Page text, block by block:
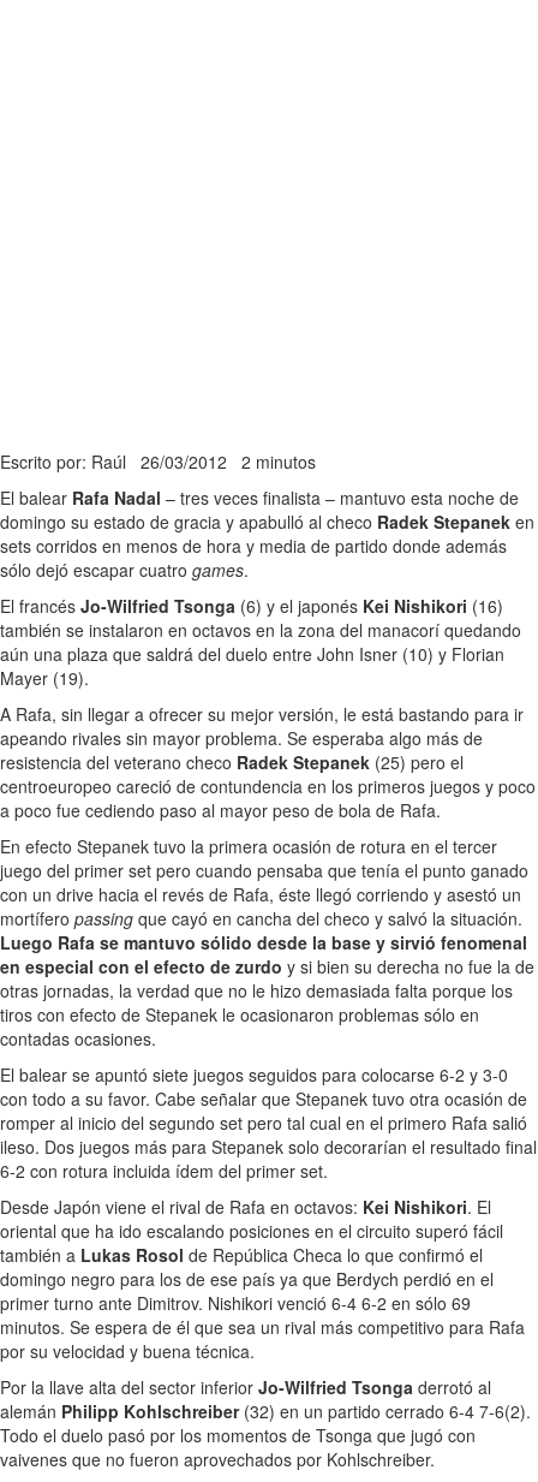
Escrito por: Raúl 26/03/2012 2 minutos
El balear Rafa Nadal – tres veces finalista – mantuvo esta noche de
domingo su estado de gracia y apabulló al checo Radek Stepanek en
sets corridos en menos de hora y media de partido donde además
sólo dejó escapar cuatro games.
El francés Jo-Wilfried Tsonga (6) y el japonés Kei Nishikori (16)
también se instalaron en octavos en la zona del manacorí quedando
aún una plaza que saldrá del duelo entre John Isner (10) y Florian
Mayer (19).
A Rafa, sin llegar a ofrecer su mejor versión, le está bastando para ir
apeando rivales sin mayor problema. Se esperaba algo más de
resistencia del veterano checo Radek Stepanek (25) pero el
centroeuropeo careció de contundencia en los primeros juegos y poco
a poco fue cediendo paso al mayor peso de bola de Rafa.
En efecto Stepanek tuvo la primera ocasión de rotura en el tercer
juego del primer set pero cuando pensaba que tenía el punto ganado
con un drive hacia el revés de Rafa, éste llegó corriendo y asestó un
mortífero passing que cayó en cancha del checo y salvó la situación.
Luego Rafa se mantuvo sólido desde la base y sirvió fenomenal
en especial con el efecto de zurdo y si bien su derecha no fue la de
otras jornadas, la verdad que no le hizo demasiada falta porque los
tiros con efecto de Stepanek le ocasionaron problemas sólo en
contadas ocasiones.
El balear se apuntó siete juegos seguidos para colocarse 6-2 y 3-0
con todo a su favor. Cabe señalar que Stepanek tuvo otra ocasión de
romper al inicio del segundo set pero tal cual en el primero Rafa salió
ileso. Dos juegos más para Stepanek solo decorarían el resultado final
6-2 con rotura incluida ídem del primer set.
Desde Japón viene el rival de Rafa en octavos: Kei Nishikori. El
oriental que ha ido escalando posiciones en el circuito superó fácil
también a Lukas Rosol de República Checa lo que confirmó el
domingo negro para los de ese país ya que Berdych perdió en el
primer turno ante Dimitrov. Nishikori venció 6-4 6-2 en sólo 69
minutos. Se espera de él que sea un rival más competitivo para Rafa
por su velocidad y buena técnica.
Por la llave alta del sector inferior Jo-Wilfried Tsonga derrotó al
alemán Philipp Kohlschreiber (32) en un partido cerrado 6-4 7-6(2).
Todo el duelo pasó por los momentos de Tsonga que jugó con
vaivenes que no fueron aprovechados por Kohlschreiber.